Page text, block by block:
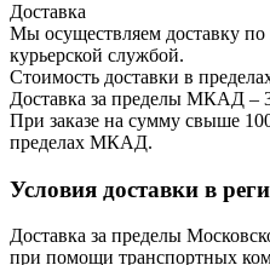
Доставка
Мы осуществляем доставку
курьерской службой.
Стоимость доставки в
Доставка за пределы МКАД –
При заказе на сумму свыше
пределах МКАД.
Условия доставки в
Доставка за пределы
при помощи транспортных